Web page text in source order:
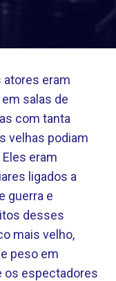
eram
salas de
com tanta
velhas podiam
eram
ligados a
guerra e
desses
mais velho,
peso em
os espectadores